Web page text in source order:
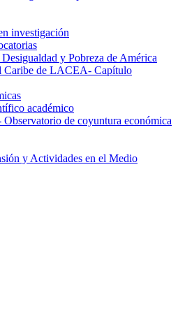
investigación
y Pobreza de América
Caribe de LACEA- Capítulo
académico
Observatorio de coyuntura económica
y Actividades en el Medio